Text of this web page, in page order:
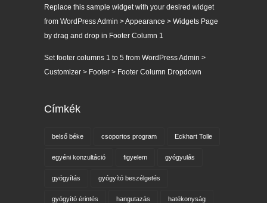
Replace this sample widget with your desired widget
from WordPress Admin > Appearance > Widgets Page
by drag and drop in Footer Column 1
Set footer columns 1 to 5 from WordPress Admin >
Customizer > Footer > Footer Column Dropdown
Címkék
belső béke csoportos program Eckhart Tolle
egyéni konzultáció figyelem gyógyulás
gyógyítás gyógyító beszélgetés
gyógyító érintés hangutazás hatékonyság